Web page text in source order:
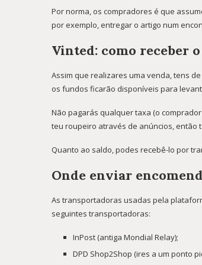
Por norma, os compradores é que
por exemplo, entregar o artigo num
Vinted: como receber
Assim que realizares uma venda, tens
os fundos ficarão disponíveis para
Não pagarás qualquer taxa (o
teu roupeiro através de anúncios, então
Quanto ao saldo, podes recebê-lo por
Onde enviar
As transportadoras usadas pela
seguintes transportadoras:
InPost (antiga Mondial Relay);
DPD Shop2Shop (ires a um ponto